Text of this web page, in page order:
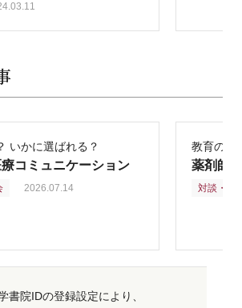
いかに選ばれる？
コミュニケーション
2026.07.14
教育の再
薬剤師
対談・座
書院IDの登録設定により、